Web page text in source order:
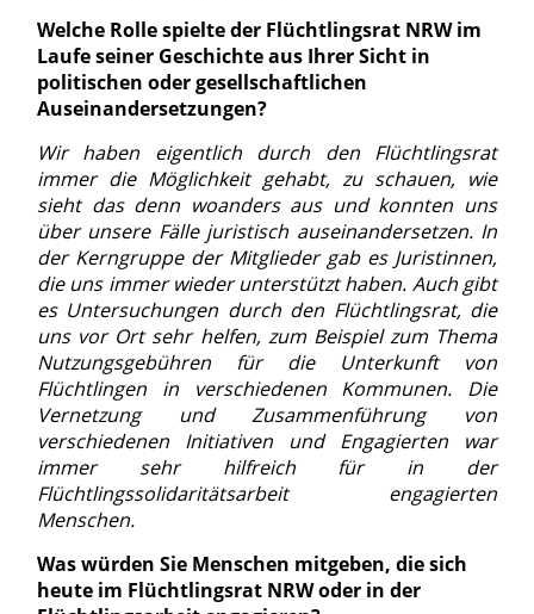
Welche Rolle spielte der Flüchtlingsrat NRW im
Laufe seiner Geschichte aus Ihrer Sicht in
politischen oder gesellschaftlichen
Auseinandersetzungen?
Wir haben eigentlich durch den Flüchtlingsrat
immer die Möglichkeit gehabt, zu schauen, wie
sieht das denn woanders aus und konnten uns
über unsere Fälle juristisch auseinandersetzen. In
der Kerngruppe der Mitglieder gab es Juristinnen,
die uns immer wieder unterstützt haben. Auch gibt
es Untersuchungen durch den Flüchtlingsrat, die
uns vor Ort sehr helfen, zum Beispiel zum Thema
Nutzungsgebühren für die Unterkunft von
Flüchtlingen in verschiedenen Kommunen. Die
Vernetzung und Zusammenführung von
verschiedenen Initiativen und Engagierten war
immer sehr hilfreich für in der
Flüchtlingssolidaritätsarbeit engagierten
Menschen.
Was würden Sie Menschen mitgeben, die sich
heute im Flüchtlingsrat NRW oder in der